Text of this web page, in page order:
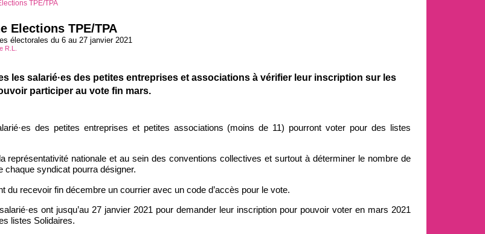
TPE/TPA
Elections TPE/TPA
électorales du 6 au 27 janvier 2021
R.L.
les salarié·es des petites entreprises et associations à vérifier leur inscription sur les
participer au vote fin mars.
des petites entreprises et petites associations (moins de 11) pourront voter pour des listes
représentativité nationale et au sein des conventions collectives et surtout à déterminer le nombre de
chaque syndicat pourra désigner.
du recevoir fin décembre un courrier avec un code d’accès pour le vote.
ont jusqu’au 27 janvier 2021 pour demander leur inscription pour pouvoir voter en mars 2021
listes Solidaires.